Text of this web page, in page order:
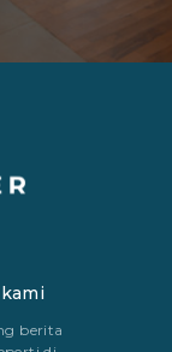
berita